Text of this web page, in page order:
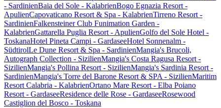
- SardinienBaia del Sole - KalabrienBogo Egnazia Resort -
ApulienCapovaticano Resort & Spa - KalabrienTirreno Resort -
SardinienFalkensteiner Club Funimation Garden -
KalabrienGattarella Puglia Resort - ApulienGolfo del Sole Hotel -
ToskanaHotel Pineta Campi - GardaseeHotel Sonnenalm -
SüdtirolLe Dune Resort & Spa - SardinienMangia's Brucoli,
Autograph Collection - SizilienMangia's Costa Ragusa Resort -
SizilienMangia's Pollina Resort - SizilienMangia's Sardinia Resort -
SardinienMangia's Torre del Barone Resort & SPA - SizilienMaritim
Resort Calabria - KalabrienOrtano Mare Resort - Elba Poiano
Resort - GardaseeResidence delle Rose - GardaseeRosewood
Castiglion del Bosco - Toskana